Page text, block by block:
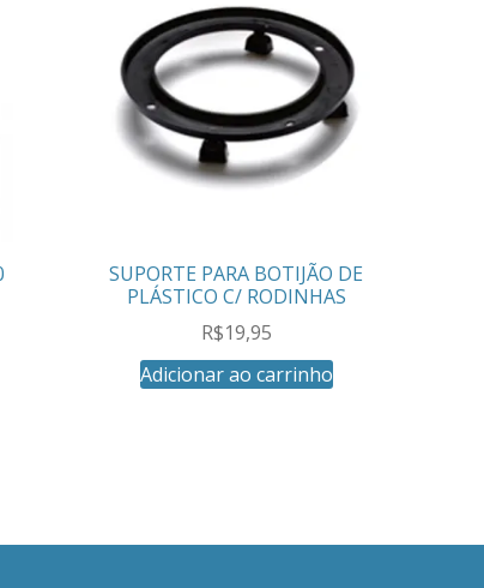
SUPORTE PARA BOTIJÃO DE
PLÁSTICO C/ RODINHAS
R$19,95
Adicionar ao carrinho